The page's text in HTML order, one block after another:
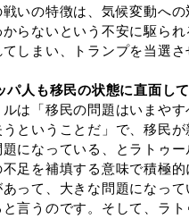
いの特徴は、気候変動へ
らないという不安に駆ら
しまい、トランプを当選
パ人も移民の状態に直面し
は「移民の問題はいまやす
ということだ」で、移民
になっている、とラトゥ
足を補填する意味で積極
って、大きな問題になっ
言うのです。そして、ラ